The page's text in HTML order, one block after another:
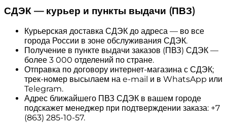
СДЭК — курьер и пункты выдачи (ПВЗ)
Курьерская доставка СДЭК до адреса — во все
города России в зоне обслуживания СДЭК.
Получение в пункте выдачи заказов (ПВЗ) СДЭК —
более 3 000 отделений по стране.
Отправка по договору интернет-магазина с СДЭК;
трек-номер высылаем на e-mail и в WhatsApp или
Telegram.
Адрес ближайшего ПВЗ СДЭК в вашем городе
подскажет менеджер при подтверждении заказа: +7
(863) 285-10-57.